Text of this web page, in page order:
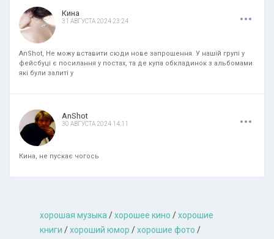
Кина
31 АВГУСТА 2024 23:24 ...
AnShot, Не можу вставити сюди нове запрошення. У нашій групі у
фейсбуці є посилання у постах, та де купа обкладинок з альбомами
які були залиті у
AnShot
30 АВГУСТА 2024 14:11 ...
Кина, не пускає чогось
хорошая музыкa /хорошее кино /хорошие
книги /хороший юмор /хорошие фото /